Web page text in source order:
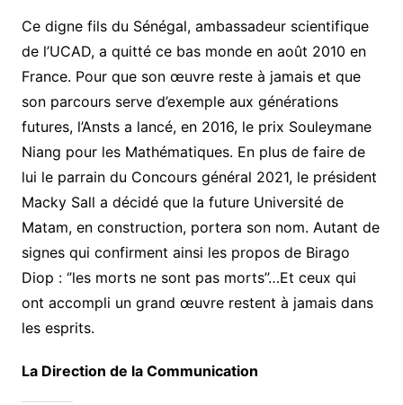
Ce digne fils du Sénégal, ambassadeur scientifique
de l’UCAD, a quitté ce bas monde en août 2010 en
France. Pour que son œuvre reste à jamais et que
son parcours serve d’exemple aux générations
futures, l’Ansts a lancé, en 2016, le prix Souleymane
Niang pour les Mathématiques. En plus de faire de
lui le parrain du Concours général 2021, le président
Macky Sall a décidé que la future Université de
Matam, en construction, portera son nom. Autant de
signes qui confirment ainsi les propos de Birago
Diop : ‘’les morts ne sont pas morts’’…Et ceux qui
ont accompli un grand œuvre restent à jamais dans
les esprits.
La Direction de la Communication